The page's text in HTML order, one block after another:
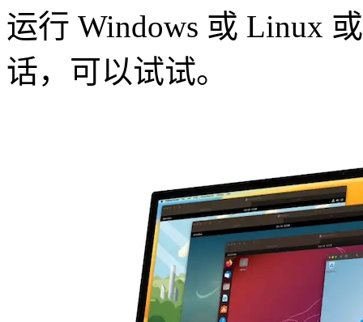
运行 Windows 或 Linux
话，可以试试。